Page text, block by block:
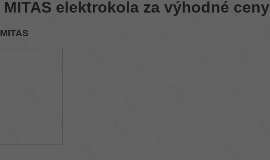
MITAS elektrokola za výhodné ceny
MITAS